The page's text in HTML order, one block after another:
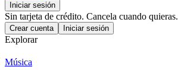
Iniciar sesión
Sin tarjeta de crédito. Cancela cuando quieras.
Crear cuenta Iniciar sesión
Explorar
Música